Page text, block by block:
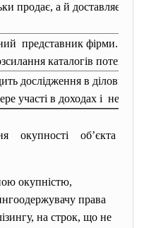
продає, а й доставляє
представник фірми.
каталогів
дослідження в ділових
участі в доходах і не дає
окупності об’єкта
окупністю,
права
на строк, що не